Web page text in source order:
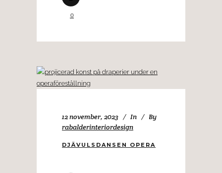
0
12 november, 2023 In
By
rabalderinteriordesign
DJÄVULSDANSEN OPERA